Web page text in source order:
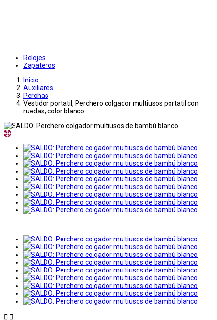
Relojes
Zapateros
Inicio
Auxiliares
Perchas
Vestidor portatil, Perchero colgador multiusos portatil con
ruedas, color blanco
 